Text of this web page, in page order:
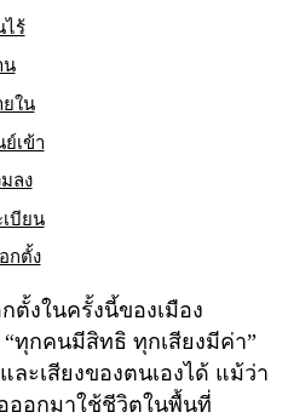
ไร้
น
ใน
เข้า
ลง
บียน
กตั้ง
ตั้งในครั้งนี้ของเมือง
ทุกคนมีสิทธิ ทุกเสียงมีค่า”
ะเสียงของตนเองได้ แม้ว่า
ออกมาใช้ชีวิตในพื้นที่